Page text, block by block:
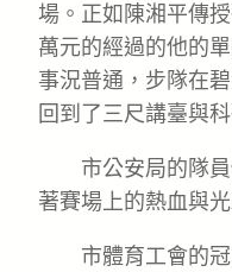
場。正如陳湘平傳
萬元的經過的他的
事況普通，步隊在
回到了三尺講臺與
市公安局的隊
著賽場上的熱血與
市體育工會的